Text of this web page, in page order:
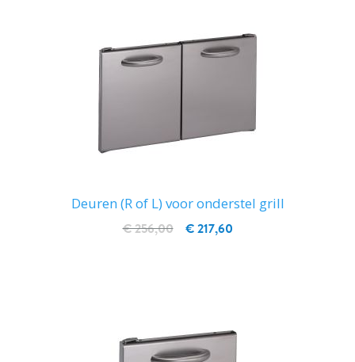
Deuren (R of L) voor onderstel grill
€ 217,60
€ 256,00